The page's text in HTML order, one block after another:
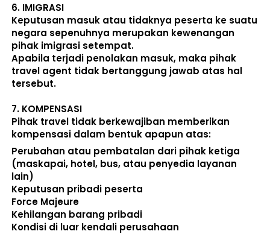
6. IMIGRASI
Keputusan masuk atau tidaknya peserta ke suatu
negara sepenuhnya merupakan kewenangan
pihak imigrasi setempat.
Apabila terjadi penolakan masuk, maka pihak
travel agent tidak bertanggung jawab atas hal
tersebut.
7. KOMPENSASI
Pihak travel tidak berkewajiban memberikan
kompensasi dalam bentuk apapun atas:
Perubahan atau pembatalan dari pihak ketiga
(maskapai, hotel, bus, atau penyedia layanan
lain)
Keputusan pribadi peserta
Force Majeure
Kehilangan barang pribadi
Kondisi di luar kendali perusahaan